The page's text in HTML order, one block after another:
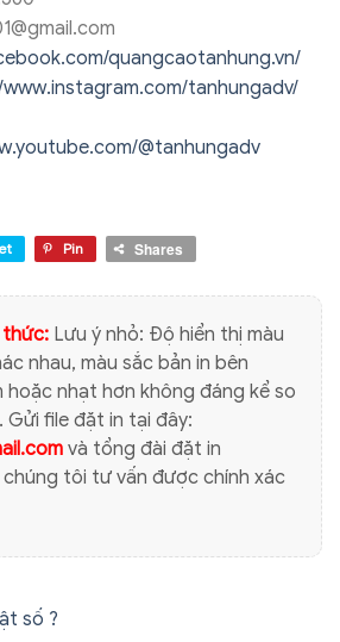
quangcaotanhung.vn/
tanhungadv/
@tanhungadv
Pin Shares
thức: Lưu ý nhỏ: Độ hiển thị màu
nhau, màu sắc bản in bên
hoặc nhạt hơn không đáng kể so
Gửi file đặt in tại đây:
và tổng đài đặt in
tôi tư vấn được chính xác
số ?